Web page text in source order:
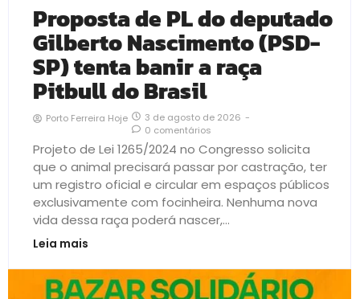
Proposta de PL do deputado
Gilberto Nascimento (PSD-
SP) tenta banir a raça
Pitbull do Brasil
Porto Ferreira Hoje 3 de agosto de 2026 -
0 comentários
Projeto de Lei 1265/2024 no Congresso solicita
que o animal precisará passar por castração, ter
um registro oficial e circular em espaços públicos
exclusivamente com focinheira. Nenhuma nova
vida dessa raça poderá nascer,...
Leia mais